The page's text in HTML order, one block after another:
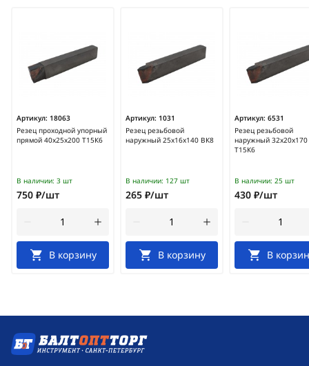
Артикул: 18063
Резец проходной упорный
прямой 40х25х200 Т15К6
В наличии: 3 шт
750 ₽/шт
В корзину
Артикул: 1031
Резец резьбовой
наружный 25х16х140 ВК8
В наличии: 127 шт
265 ₽/шт
В корзину
Артикул: 6531
Резец резьбовой
наружный 32х20х170
Т15К6
В наличии: 25 шт
430 ₽/шт
В